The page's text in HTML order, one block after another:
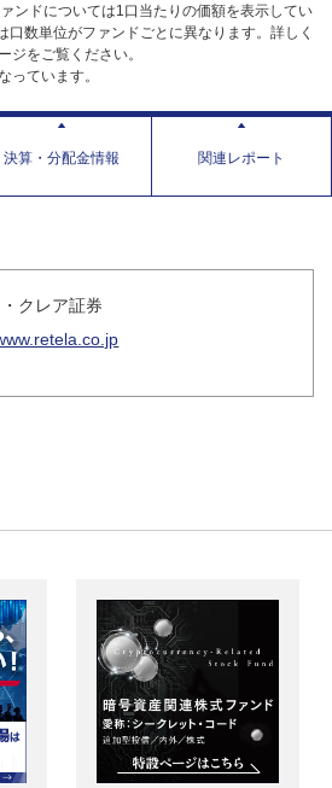
ンドについては1口当たりの価額を表示してい
口数単位がファンドごとに異なります。詳しく
ジをご覧ください。
っています。
決算・分配金情報 関連レポート
・クレア証券